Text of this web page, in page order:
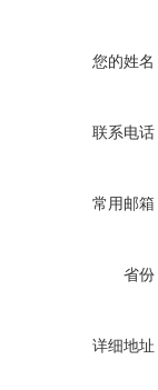
您的姓名
联系电话
常用邮箱
省份
详细地址